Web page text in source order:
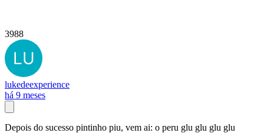
3988
lukedeexperience
há 9 meses
Depois do sucesso pintinho piu, vem ai: o peru glu glu glu glu